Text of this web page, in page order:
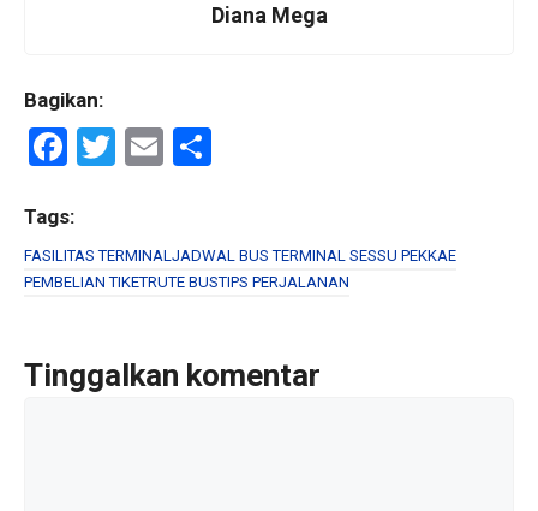
Diana Mega
Bagikan:
F
ce
b
o
k
T
er
E
e
Tags:
FASILITAS TERMINAL JADWAL BUS TERMINAL SESSU PEKKAE
PEMBELIAN TIKETRUTE BUSTIPS PERJALANAN
Tinggalkan komentar